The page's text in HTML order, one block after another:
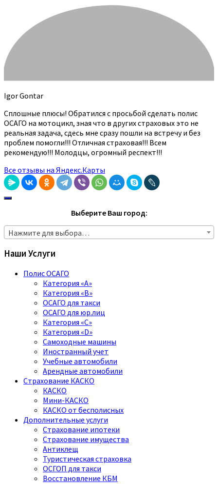
Igor Gontar
Сплошные плюсы! Обратился с просьбой сделать полис
ОСАГО на мотоцикл, зная что в других страховых это не
реальная задача, сдесь мне сразу пошли на встречу и без
проблем помогли!!! Отличная страховая!!! Всем
рекомендую!!! Молодцы, огромный респект!!!
Все отзывы на Яндекс.Карты
Выберите Ваш город:
Нажмите для выбора…
Наши Услуги
Полис ОСАГО
Категория «A»
Категория «B»
ОСАГО для такси
ОСАГО для юр.лиц
Категория «C»
Категория «D»
Самоходные машины
Иностранный учет
Учебные автомобили
Арендные автомобили
Страхование КАСКО
КАСКО
Мини-КАСКО
КАСКО от бесполисных
Дополнительные услуги
Страхование ипотеки
Страхование имущества
Антиклещ
Туристическая страховка
ОСГОП для такси
Восстановление КБМ